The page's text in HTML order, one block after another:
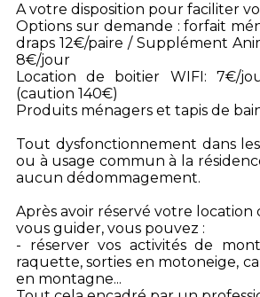
A votre disposition pour faciliter
Options sur demande : forfait
draps 12€/paire / Supplément
8€/jour
Location de boitier WIFI: 7€/
(caution 140€)
Produits ménagers et tapis de
Tout dysfonctionnement dans
ou à usage commun à la
aucun dédommagement.
Après avoir réservé votre location
vous guider, vous pouvez :
- réserver vos activités de
raquette, sorties en motoneige,
en montagne...